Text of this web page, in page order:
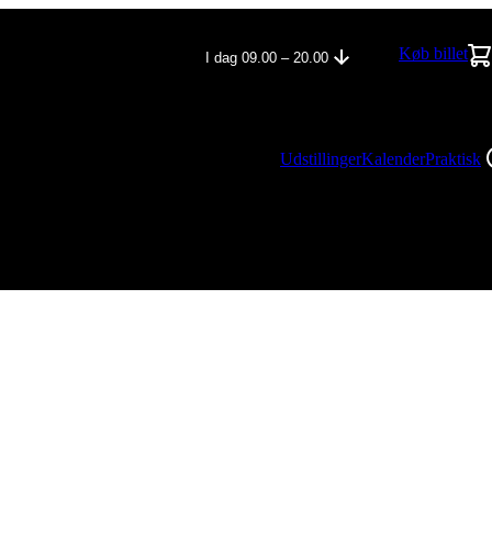
I dag 09.00 – 20.00 Køb billet
UdstillingerKalenderPraktisk